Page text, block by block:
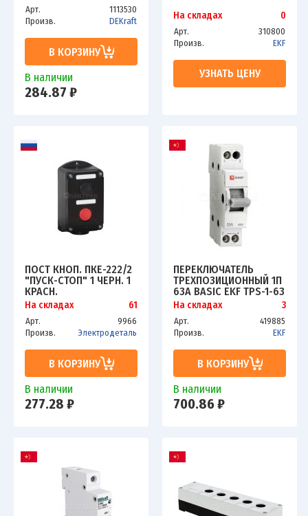
Арт.
1113530
Произв.
DEKraft
В КОРЗИНУ
В наличии
284.87 ₽
На складах 0
Арт.
310800
Произв.
EKF
УЗНАТЬ ЦЕНУ
ПОСТ КНОП. ПКЕ-222/2
"ПУСК-СТОП" 1 ЧЕРН. 1
КРАСН.
ЭЛЕКТРОДЕТАЛЬ
ПКЕ-222/2.1Ч.1К
На складах 61
Арт.
9966
Произв.
Электродеталь
В КОРЗИНУ
В наличии
277.28 ₽
ПЕРЕКЛЮЧАТЕЛЬ
ТРЕХПОЗИЦИОННЫЙ 1П
63А BASIC EKF TPS-1-63
На складах 3
Арт.
419885
Произв.
EKF
В КОРЗИНУ
В наличии
700.86 ₽